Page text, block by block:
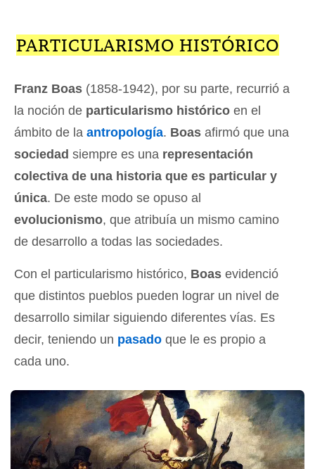
PARTICULARISMO HISTÓRICO
Franz Boas (1858-1942), por su parte, recurrió a
la noción de particularismo histórico en el
ámbito de la antropología. Boas afirmó que una
sociedad siempre es una representación
colectiva de una historia que es particular y
única. De este modo se opuso al
evolucionismo, que atribuía un mismo camino
de desarrollo a todas las sociedades.
Con el particularismo histórico, Boas evidenció
que distintos pueblos pueden lograr un nivel de
desarrollo similar siguiendo diferentes vías. Es
decir, teniendo un pasado que le es propio a
cada uno.